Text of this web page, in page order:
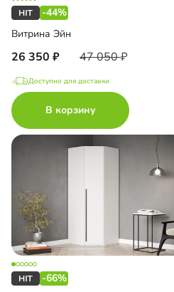
-44%
Витрина Эйн
26 350 47 050
Доступно для доставки
В корзину
-66%